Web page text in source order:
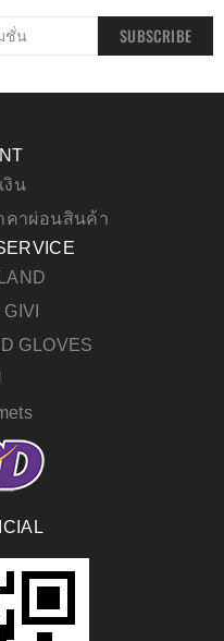
SUBSCRIBE
งิน
คาผ่อนสินค้า
GLOVES